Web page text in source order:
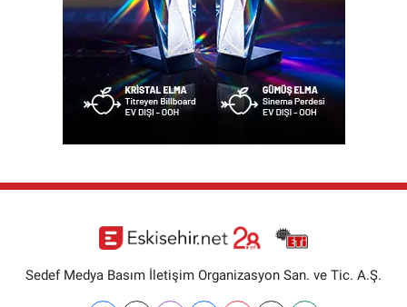
Sedef Medya Basım İletişim Organizasyon San. ve Tic. A.Ş.